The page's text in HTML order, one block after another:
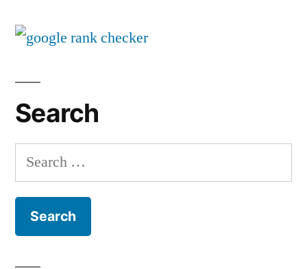
Resep
Rasa
dan
Search
Search
for: